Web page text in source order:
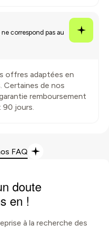
correspond pas au
offres adaptées en
de nos
remboursement
90 jours.
FAQ
doute
en !
à la recherche des